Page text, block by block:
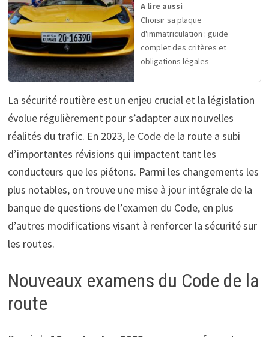
A lire aussi
Choisir sa plaque
d'immatriculation : guide
complet des critères et
obligations légales
La sécurité routière est un enjeu crucial et la législation
évolue régulièrement pour s’adapter aux nouvelles
réalités du trafic. En 2023, le Code de la route a subi
d’importantes révisions qui impactent tant les
conducteurs que les piétons. Parmi les changements les
plus notables, on trouve une mise à jour intégrale de la
banque de questions de l’examen du Code, en plus
d’autres modifications visant à renforcer la sécurité sur
les routes.
Nouveaux examens du Code de la
route